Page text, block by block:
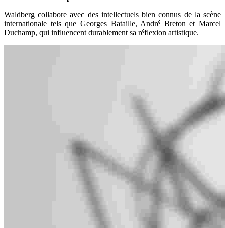
Waldberg collabore avec des intellectuels bien connus de la scène
internationale tels que Georges Bataille, André Breton et Marcel
Duchamp, qui influencent durablement sa réflexion artistique.